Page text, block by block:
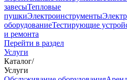
завесыТепловые
пушкиЭлектроинструменты
оборудованиеТестирующие
и ремонта
Перейти в раздел
Услуги
Каталог/
Услуги